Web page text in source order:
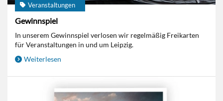
Veranstaltungen
Gewinnspiel
In unserem Gewinnspiel verlosen wir regelmäßig Freikarten
für Veranstaltungen in und um Leipzig.
Weiterlesen